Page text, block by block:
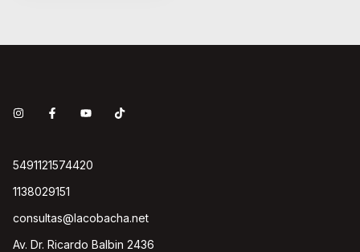
5491121574420
1138029151
consultas@lacobacha.net
Av. Dr. Ricardo Balbin 2436